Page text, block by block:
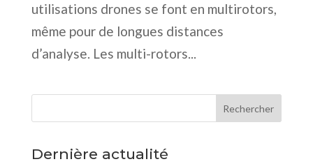
utilisations drones se font en multirotors,
même pour de longues distances
d’analyse. Les multi-rotors...
Dernière actualité